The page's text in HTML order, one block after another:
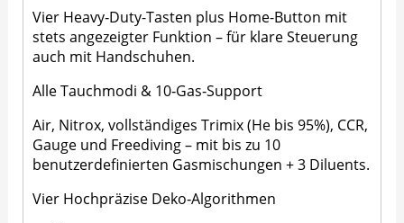
Vier Heavy‑Duty-Tasten plus Home-Button mit
stets angezeigter Funktion – für klare Steuerung
auch mit Handschuhen.
Alle Tauchmodi & 10‑Gas‑Support
Air, Nitrox, vollständiges Trimix (He bis 95%), CCR,
Gauge und Freediving – mit bis zu 10
benutzerdefinierten Gasmischungen + 3 Diluents.
Vier Hochpräzise Deko‑Algorithmen